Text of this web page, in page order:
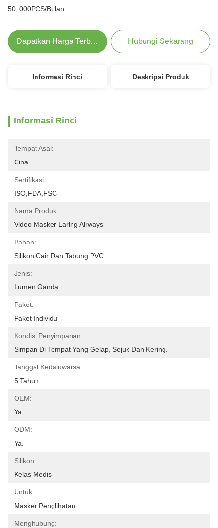
50, 000PCS/Bulan
Dapatkan Harga Terbaik Hubungi Sekarang
Informasi Rinci Deskripsi Produk
Informasi Rinci
Tempat Asal:
Cina
Sertifikasi:
ISO,FDA,FSC
Nama Produk:
Video Masker Laring Airways
Bahan:
Silikon Cair Dan Tabung PVC
Jenis:
Lumen Ganda
Paket:
Paket Individu
Kondisi Penyimpanan:
Simpan Di Tempat Yang Gelap, Sejuk Dan Kering.
Tanggal Kedaluwarsa:
5 Tahun
OEM:
Ya.
ODM:
Ya.
Silikon:
Kelas Medis
Untuk:
Masker Penglihatan
Menghubung: